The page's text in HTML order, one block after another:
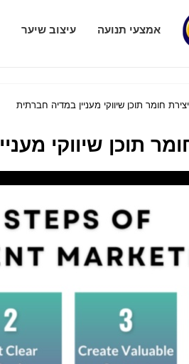
אמצעי תנועה עיצוב שיער